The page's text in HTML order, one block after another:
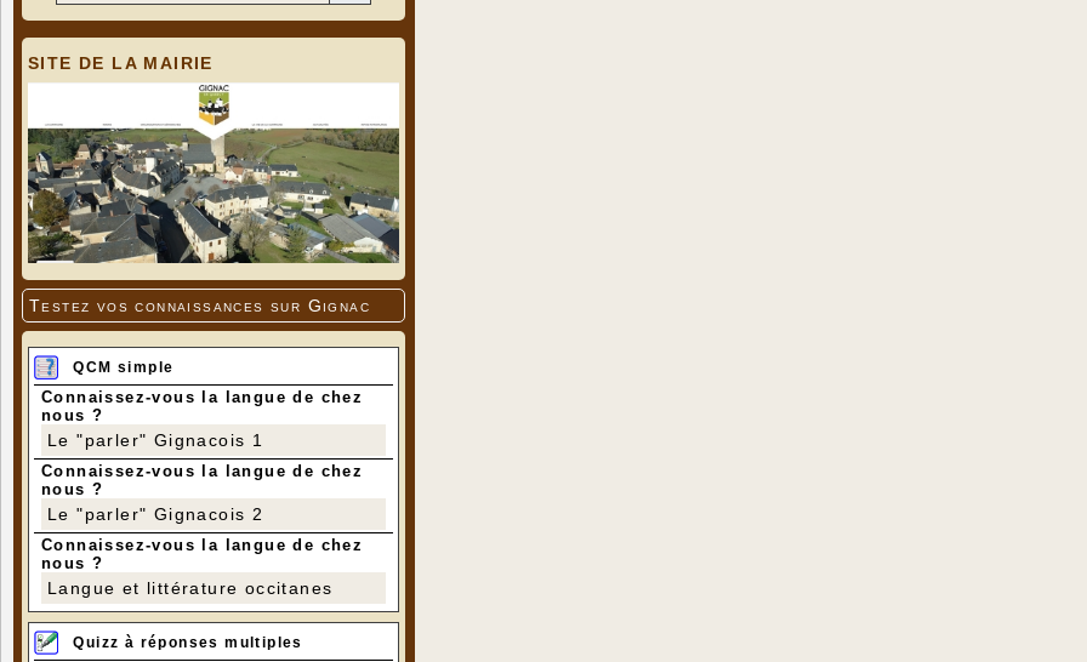
SITE DE LA MAIRIE
Testez vos connaissances sur Gignac
QCM simple
Connaissez-vous la langue de chez
nous ?
Le "parler" Gignacois 1
Connaissez-vous la langue de chez
nous ?
Le "parler" Gignacois 2
Connaissez-vous la langue de chez
nous ?
Langue et littérature occitanes
Quizz à réponses multiples